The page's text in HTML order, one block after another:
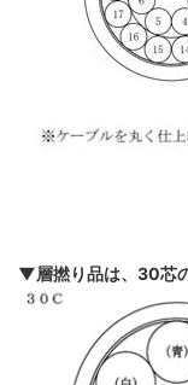
▼層撚り品は、30芯